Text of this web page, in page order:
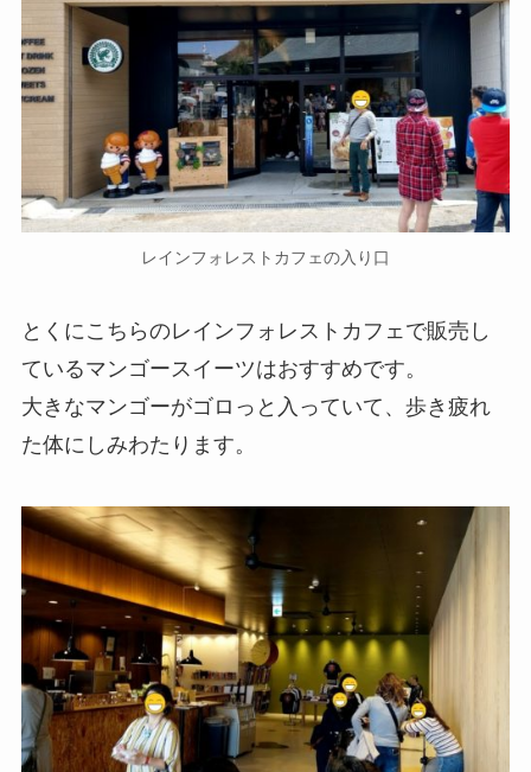
レインフォレストカフェの入り口
とくにこちらのレインフォレストカフェで販売し
ているマンゴースイーツはおすすめです。
大きなマンゴーがゴロっと入っていて、歩き疲れ
た体にしみわたります。